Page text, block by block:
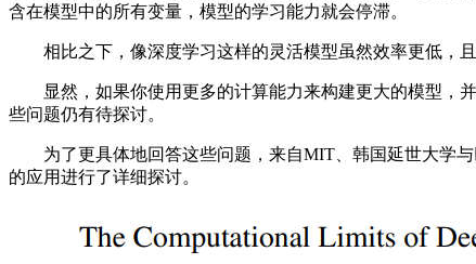
含在模型中的所有变量，模型的学习能力就会停滞。
相比之下，像深度学习这样的灵活模型虽然效率更低，且
显然，如果你使用更多的计算能力来构建更大的模型，并
些问题仍有待探讨。
为了更具体地回答这些问题，来自MIT、韩国延世大学与
的应用进行了详细探讨。